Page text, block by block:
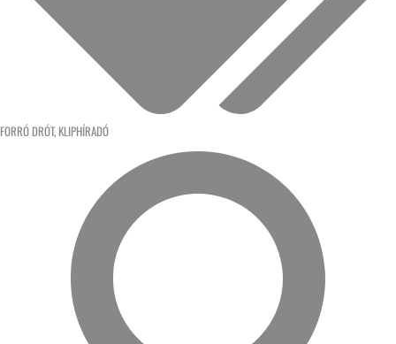
FORRÓ DRÓT, KLIPHÍRADÓ